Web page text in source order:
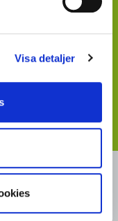
Visa detaljer
leverantör av